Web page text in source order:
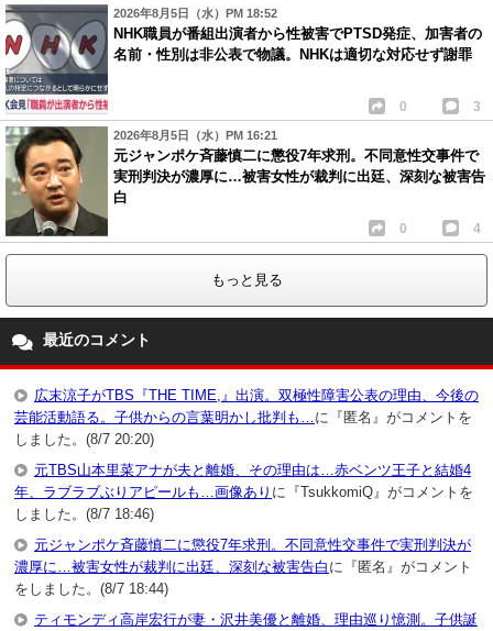
2026年8月5日（水）PM 18:52
NHK職員が番組出演者から性被害でPTSD発症、加害者の
名前・性別は非公表で物議。NHKは適切な対応せず謝罪
0 3
2026年8月5日（水）PM 16:21
元ジャンポケ斉藤慎二に懲役7年求刑。不同意性交事件で
実刑判決が濃厚に…被害女性が裁判に出廷、深刻な被害告
白
0 4
もっと見る
最近のコメント
広末涼子がTBS『THE TIME,』出演。双極性障害公表の理由、今後の
芸能活動語る。子供からの言葉明かし批判も… に『匿名』がコメントを
しました。(8/7 20:20)
元TBS山本里菜アナが夫と離婚、その理由は…赤ベンツ王子と結婚4
年、ラブラブぶりアピールも…画像あり に『TsukkomiQ』がコメントを
しました。(8/7 18:46)
元ジャンポケ斉藤慎二に懲役7年求刑。不同意性交事件で実刑判決が
濃厚に…被害女性が裁判に出廷、深刻な被害告白 に『匿名』がコメント
をしました。(8/7 18:44)
ティモンディ高岸宏行が妻・沢井美優と離婚、理由巡り憶測。子供誕